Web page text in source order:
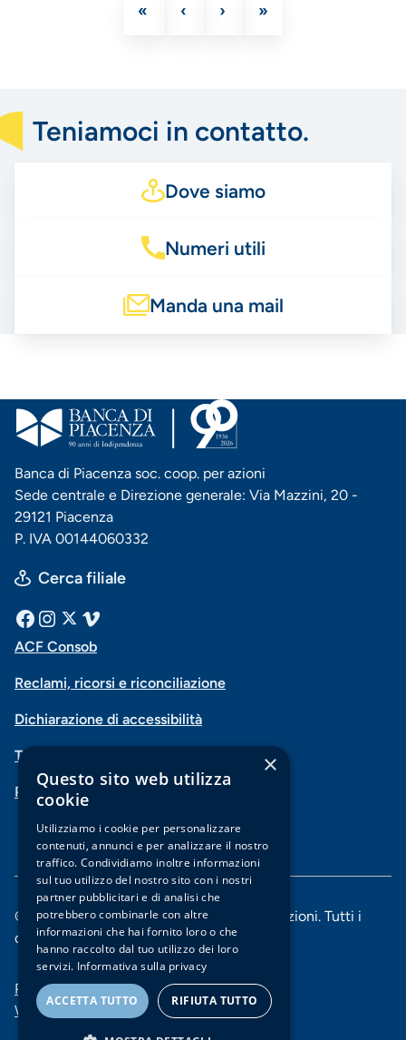
Prima
«
Pagina
‹
Pagina
›
Ultima
»
Teniamoci in contatto.
Dove siamo
Numeri utili
Manda una mail
Banca di Piacenza soc. coop. per azioni
Sede centrale e Direzione generale: Via Mazzini, 20 -
29121 Piacenza
P. IVA 00144060332
Cerca filiale
Menu
social
Facebook
InstagramVimeo
Menu
navigazione
piè
di
pagina
ACF Consob
Reclami, ricorsi e riconciliazione
Dichiarazione di accessibilità
Trasparenza
PSD2-Open Banking
© 2025 Banca di Piacenza soc. coop. per azioni. Tutti i
diritti riservati.
Menu
di
Privacy e Cookie policy
Whistleblowing
×
Questo sito web utilizza
cookie
Utilizziamo i cookie per personalizzare
contenuti, annunci e per analizzare il nostro
traffico. Condividiamo inoltre informazioni
sul tuo utilizzo del nostro sito con i nostri
partner pubblicitari e di analisi che
potrebbero combinarle con altre
informazioni che hai fornito loro o che
hanno raccolto dal tuo utilizzo dei loro
servizi. Informativa sulla privacy
ACCETTA TUTTO RIFIUTA TUTTO